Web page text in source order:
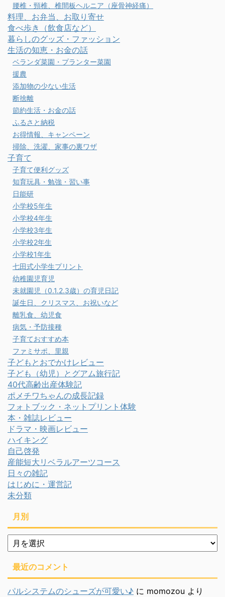
腰椎・頸椎、椎間板ヘルニア（座骨神経痛）
料理、お弁当、お取り寄せ
食べ歩き（飲食店など）
暮らしのグッズ・ファッション
生活の知恵・お金の話
ベランダ菜園・プランター菜園
援農
添加物の少ない生活
断捨離
節約生活・お金の話
ふるさと納税
お得情報、キャンペーン
掃除、洗濯、家事の裏ワザ
子育て
子育て便利グッズ
知育玩具・勉強・習い事
日能研
小学校5年生
小学校4年生
小学校3年生
小学校2年生
小学校1年生
七田式小学生プリント
幼稚園児育児
未就園児（0.1.2.3歳）の育児日記
誕生日、クリスマス、お祝いなど
離乳食、幼児食
病気・予防接種
子育ておすすめ本
ファミサポ、里親
子どもとおでかけレビュー
子ども（幼児）とグアム旅行記
40代高齢出産体験記
ポメチワちゃんの成長記録
フォトブック・ネットプリント体験
本・雑誌レビュー
ドラマ・映画レビュー
ハイキング
自己啓発
産能短大リベラルアーツコース
日々の雑記
はじめに・運営記
未分類
月別
月
別
最近のコメント
パルシステムのシューズが可愛い♪ に momozou より